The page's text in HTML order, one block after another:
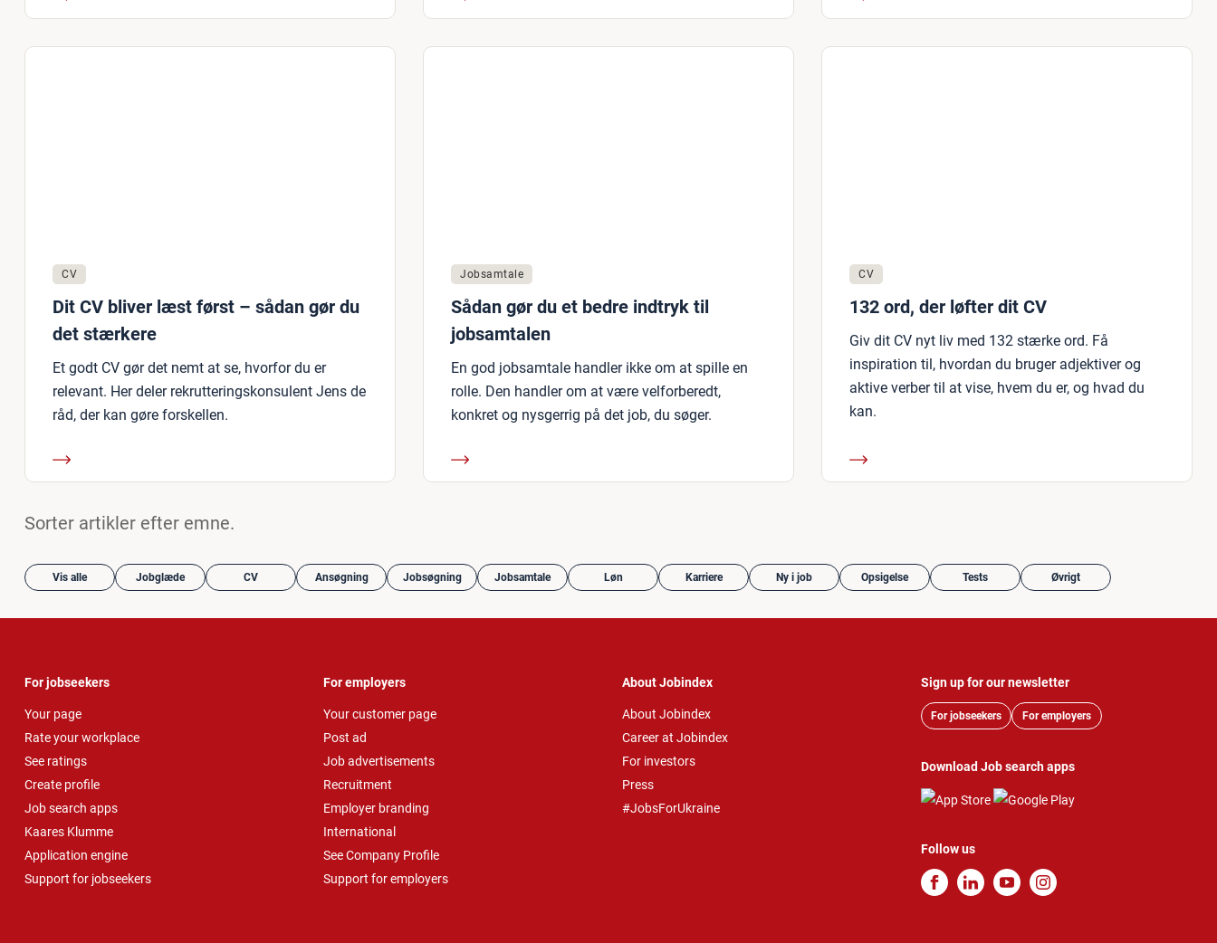
CV
Dit CV bliver læst først – sådan gør du
det stærkere
Et godt CV gør det nemt at se, hvorfor du er
relevant. Her deler rekrutteringskonsulent Jens de
råd, der kan gøre forskellen.
Jobsamtale
Sådan gør du et bedre indtryk til
jobsamtalen
En god jobsamtale handler ikke om at spille en
rolle. Den handler om at være velforberedt,
konkret og nysgerrig på det job, du søger.
CV
132 ord, der løfter dit CV
Giv dit CV nyt liv med 132 stærke ord. Få
inspiration til, hvordan du bruger adjektiver og
aktive verber til at vise, hvem du er, og hvad du
kan.
Sorter artikler efter emne.
Vis alle Jobglæde CV Ansøgning Jobsøgning Jobsamtale Løn Karriere Ny i job Opsigelse Tests Øvrigt
For jobseekers
Your page
Rate your workplace
See ratings
Create profile
Job search apps
Kaares Klumme
Application engine
Support for jobseekers
For employers
Your customer page
Post ad
Job advertisements
Recruitment
Employer branding
International
See Company Profile
Support for employers
About Jobindex
About Jobindex
Career at Jobindex
For investors
Press
#JobsForUkraine
Sign up for our newsletter
For jobseekers For employers
Download Job search apps
Follow us